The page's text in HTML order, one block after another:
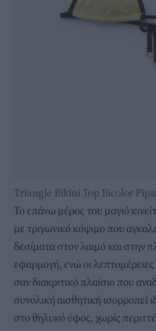
Triangle Bikini Top Bicolor
Το επάνω μέρος του μαγιό
με τριγωνικό κόψιμο που
δεσίματα στον λαιμό και στην
εφαρμογή, ενώ οι
σαν διακριτικό πλαίσιο που
συνολική αισθητική ισορροπεί
στο θηλυκό ύφος, χωρίς